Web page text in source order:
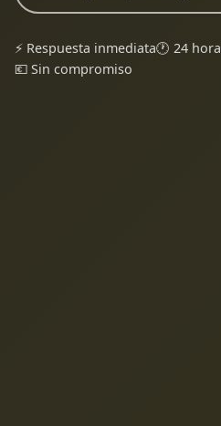
⚡ Respuesta inmediata🕐 24
💶 Sin compromiso